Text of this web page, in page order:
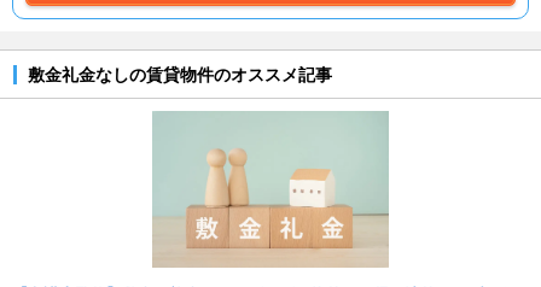
敷金礼金なしの賃貸物件のオススメ記事